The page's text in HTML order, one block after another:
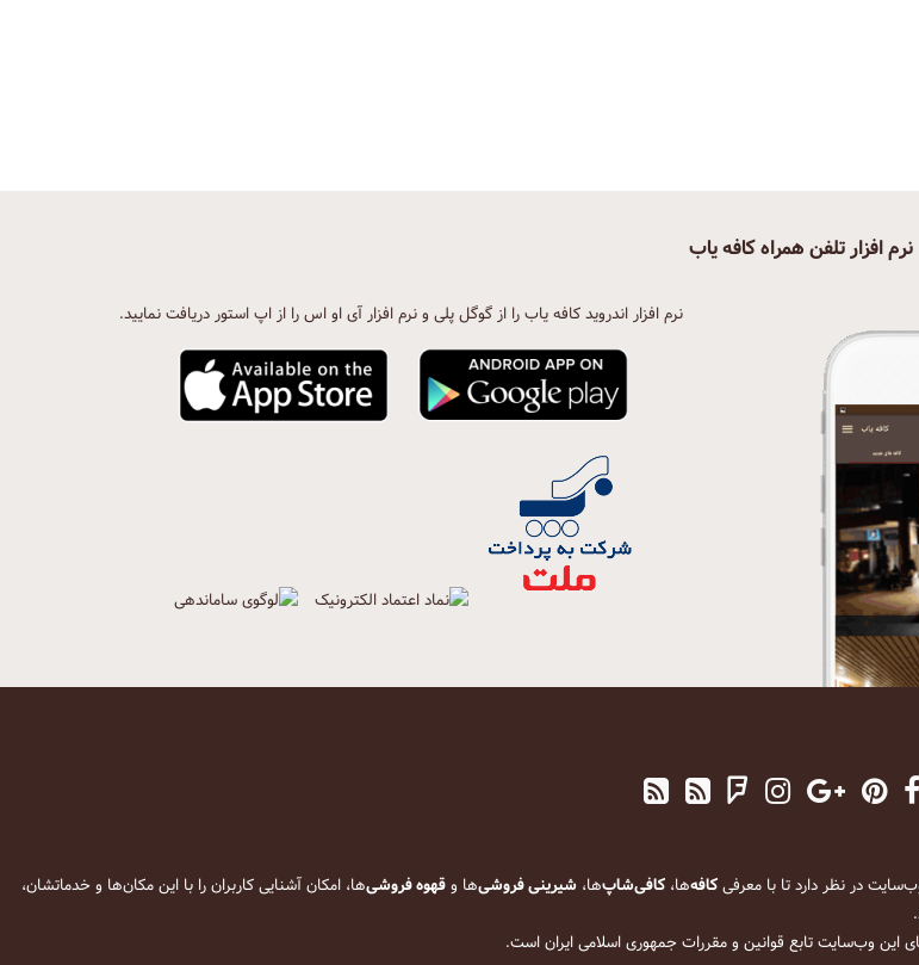
نرم افزار تلفن همراه کافه یاب
نرم افزار اندروید کافه یاب را از گوگل پلی و نرم افزار آی او اس را از اپ استور دریافت نمایید.
کافه‌ها، کافی‌شاپ‌ها، شیرینی فروشی‌ها وقهوه فروشی‌ها، امکان آشنایی کاربران را با این مکان‌ها و خدماتشان،
این وب‌سایت تابع قوانین و مقررات جمهوری اسلامی ایران است.